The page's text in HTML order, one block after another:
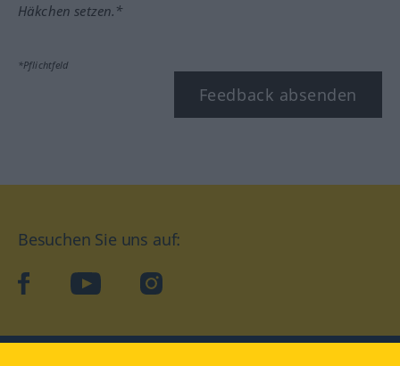
Häkchen setzen.*
*Pflichtfeld
Feedback absenden
Besuchen Sie uns auf:
facebookYouTube Instagram